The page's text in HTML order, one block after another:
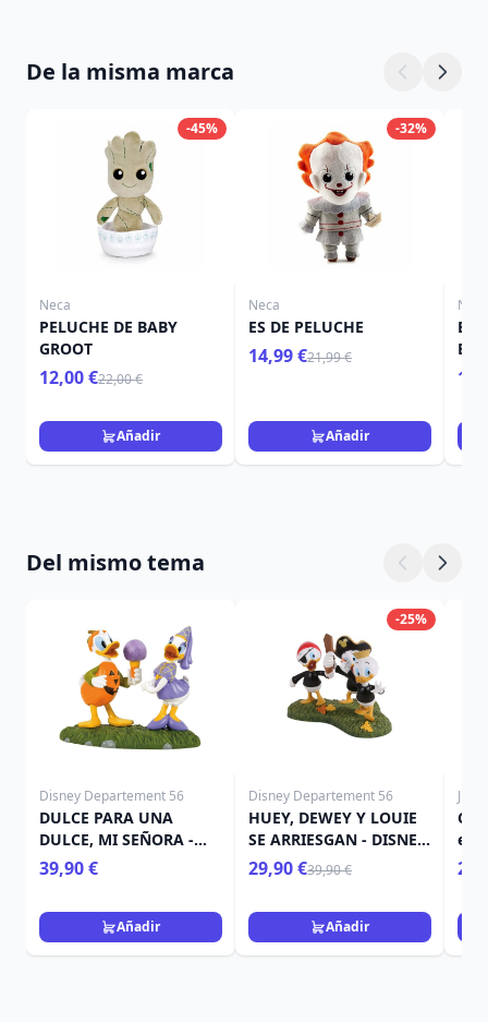
De la misma marca
-45%
Neca
PELUCHE DE BABY
GROOT
12,00 €22,00 €
Añadir
-32%
Neca
ES DE PELUCHE
14,99 €21,99 €
Añadir
Neca
DE
Del mismo tema
Disney Departement 56
DULCE PARA UNA
DULCE, MI SEÑORA -
DISNEY VILLAGE
39,90 €
Añadir
-25%
Disney Departement 56
HUEY, DEWEY Y LOUIE
SE ARRIESGAN - DISNEY
VILLAGE
29,90 €39,90 €
Añadir
Jim